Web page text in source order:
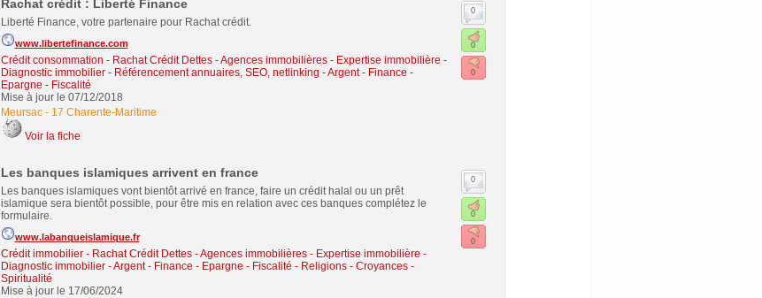
Rachat crédit : Liberté Finance
Liberté Finance, votre partenaire pour Rachat crédit.
www.libertefinance.com
Crédit consommation - Rachat Crédit Dettes-Agences immobilières - Expertise immobilière -
Diagnostic immobilier- Référencement annuaires, SEO, netlinking -Argent - Finance -
Epargne - Fiscalité
Mise à jour le 07/12/2018
Meursac- 17 Charente-Maritime
Voir la fiche
0
0
0
Les banques islamiques arrivent en france
Les banques islamiques vont bientôt arrivé en france, faire un crédit halal ou un prêt
islamique sera bientôt possible, pour être mis en relation avec ces banques complétez le
formulaire.
www.labanqueislamique.fr
Crédit immobilier- Rachat Crédit Dettes-Agences immobilières - Expertise immobilière -
Diagnostic immobilier-Argent - Finance - Epargne - Fiscalité - Religions - Croyances -
Spiritualité
Mise à jour le 17/06/2024
0
0
0